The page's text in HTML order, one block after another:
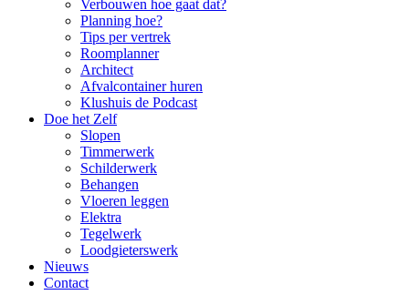
Verbouwen hoe gaat dat?
Planning hoe?
Tips per vertrek
Roomplanner
Architect
Afvalcontainer huren
Klushuis de Podcast
Doe het Zelf
Slopen
Timmerwerk
Schilderwerk
Behangen
Vloeren leggen
Elektra
Tegelwerk
Loodgieterswerk
Nieuws
Contact